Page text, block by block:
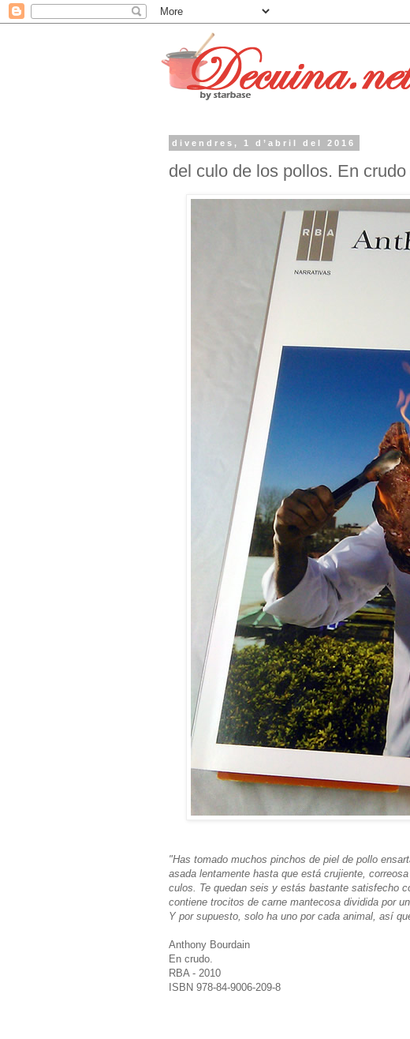
divendres, 1 d’abril del 2016
del culo de los pollos. En
"Has tomado muchos pinchos de piel de pollo
asada lentamente hasta que está crujiente,
culos. Te quedan seis y estás bastante satisfecho
contiene trocitos de carne mantecosa dividida por
Y por supuesto, solo ha uno por cada animal, así
Anthony Bourdain
En crudo.
RBA - 2010
ISBN 978-84-9006-209-8